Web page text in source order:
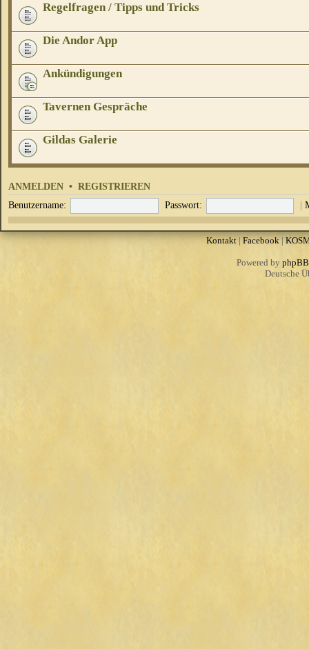
Regelfragen / Tipps und Tricks
Die Andor App
Ankündigungen
Tavernen Gespräche
Gildas Galerie
ANMELDEN • REGISTRIEREN
Benutzername: Passwort: |
Kontakt| Facebook|
Powered by phpBB
Deutsche